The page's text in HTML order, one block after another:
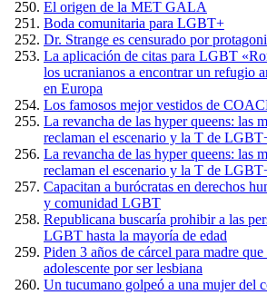
El origen de la MET GALA
Boda comunitaria para LGBT+
Dr. Strange es censurado por
La aplicación de citas para LGBT
los ucranianos a encontrar un refugio
en Europa
Los famosos mejor vestidos de
La revancha de las hyper queens: las
reclaman el escenario y la T de
La revancha de las hyper queens: las
reclaman el escenario y la T de
Capacitan a burócratas en derechos
y comunidad LGBT
Republicana buscaría prohibir a las
LGBT hasta la mayoría de edad
Piden 3 años de cárcel para madre
adolescente por ser lesbiana
Un tucumano golpeó a una mujer del